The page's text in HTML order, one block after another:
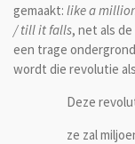
gemaakt: like a
/ till it falls, net als
een trage
wordt die revolutie
Deze
ze zal